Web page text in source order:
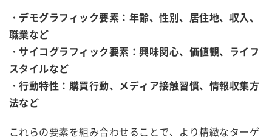
・デモグラフィック要素：年齢、性別、居住地、収入、
職業など
・サイコグラフィック要素：興味関心、価値観、ライフ
スタイルなど
・行動特性：購買行動、メディア接触習慣、情報収集方
法など
これらの要素を組み合わせることで、より精緻なターゲ